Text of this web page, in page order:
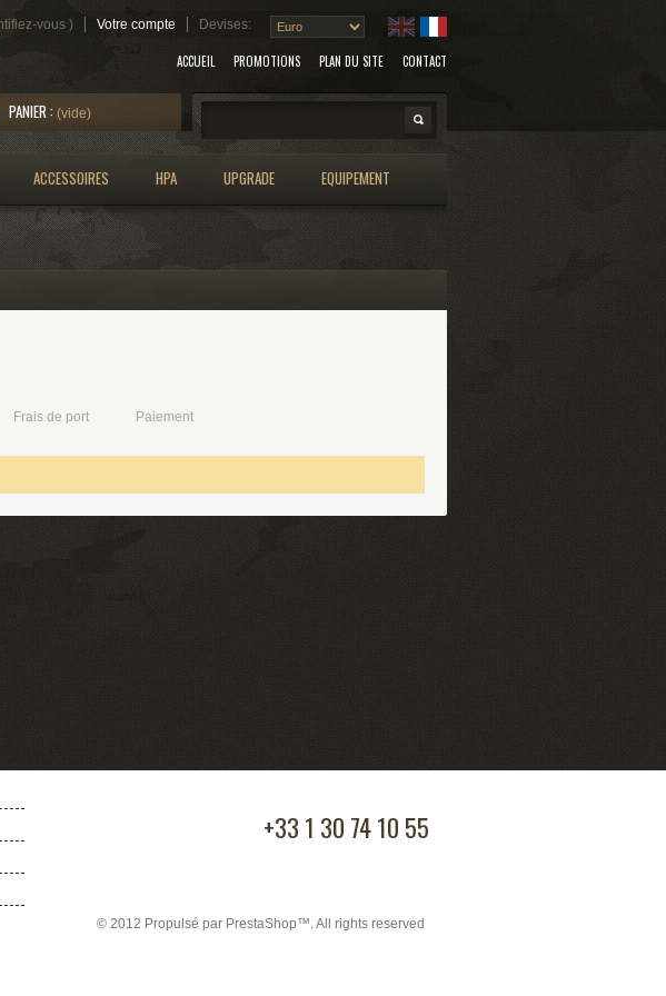
Devises:
vous ) Votre compte
PANIER : (vide)
ACCUEIL PROMOTIONS PLAN DU SITE CONTACT
Search
ACCESSOIRES HPA UPGRADE EQUIPEMENT
Frais de port Paiement
© 2012 Propulsé par PrestaShop™. All rights reserved
+33 1 30 74 10 55